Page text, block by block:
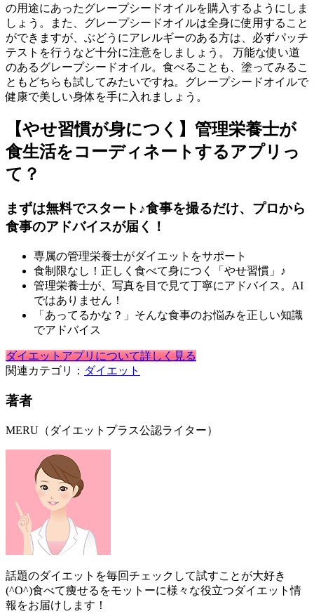
の用途にあったグレープシードオイルを購入するようにしま
しょう。また、グレープシードオイルは全身に使用すること
ができますが、ぶどうにアレルギーのある方は、必ずパッチ
テストを行うなど十分に注意をしましょう。 万能な使い道
のあるグレープシードオイル。食べることも、塗ってみるこ
ともどちらも試してみたいですね。グレープシードオイルで
健康で美しい身体を手に入れましょう。
【やせ習慣が身につく】管理栄養士が
食生活をコーディネートするアプリっ
て？
まずは無料でスタート♪食事を撮るだけ、プロから
食事のアドバイスが届く！
専属の管理栄養士がダイエットをサポート
食制限なし！正しく食べて身につく「やせ習慣」♪
管理栄養士が、写真を目で見て丁寧にアドバイス。AI
ではありません！
「あってるかな？」そんな食事のお悩みを正しい知識
でアドバイス
ダイエットアプリについて詳しく見る
関連カテゴリ： ダイエット
著者
MERU（ダイエットプラス公認ライター）
話題のダイエットを毎回チェックして試すことが大好き
(^O^)食べて痩せるをモットーに様々な役立つダイエット情
報をお届けします！